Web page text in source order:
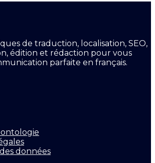
de traduction, localisation, SEO,
édition et rédaction pour vous
parfaite en français.
données